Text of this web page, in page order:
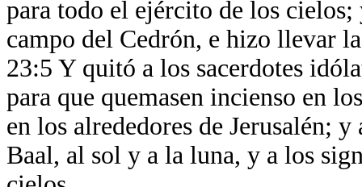
para todo el ejército de los
campo del Cedrón, e hizo llevar
23:5 Y quitó a los sacerdotes
para que quemasen incienso en
en los alrededores de Jerusalén;
Baal, al sol y a la luna, y a los